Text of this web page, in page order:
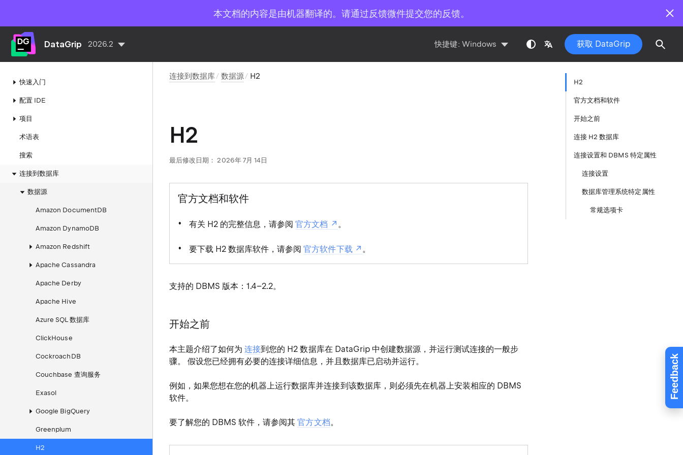
本文档的内容是由机器翻译的。请通过反馈微件提交您的反馈。
Feedback
DataGrip 2026.2 快捷键: Windows 获取 DataGrip
快速入门
配置 IDE
项目
术语表
搜索
连接到数据库
数据源
Amazon DocumentDB
Amazon DynamoDB
Amazon Redshift
Apache Cassandra
Apache Derby
Apache Hive
Azure SQL 数据库
ClickHouse
CockroachDB
Couchbase 查询服务
Exasol
Google BigQuery
Greenplum
H2
连接到数据库 数据源 H2
H2
最后修改日期： 2026年 7月 14日
官方文档和软件
有关 H2 的完整信息，请参阅官方文档 。
要下载 H2 数据库软件，请参阅官方软件下载 。
支持的 DBMS 版本：1.4–2.2。
开始之前
本主题介绍了如何为连接到您的 H2 数据库在 DataGrip 中创建数据源，并运行测试连接的一般步
骤。 假设您已经拥有必要的连接详细信息，并且数据库已启动并运行。
例如，如果您想在您的机器上运行数据库并连接到该数据库，则必须先在机器上安装相应的 DBMS
软件。
要了解您的 DBMS 软件，请参阅其官方文档。
H2
官方文档和软件
开始之前
连接 H2 数据库
连接设置和 DBMS 特定属性
连接设置
数据库管理系统特定属性
常规选项卡